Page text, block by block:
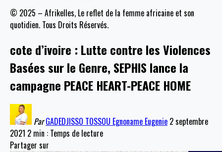
© 2025 – Afrikelles, Le reflet de la femme africaine et son
quotidien. Tous Droits Réservés.
cote d’ivoire : Lutte contre les Violences
Basées sur le Genre, SEPHIS lance la
campagne PEACE HEART-PEACE HOME
Par GADEDJISSO TOSSOU Egnoname Eugenie 2 septembre
2021 2 min : Temps de lecture
Partager sur